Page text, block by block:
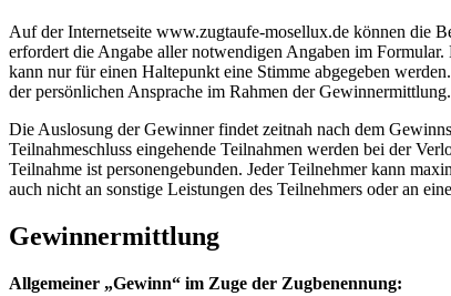
Auf der Internetseite www.zugtaufe-mosellux.de können die
erfordert die Angabe aller notwendigen Angaben im
kann nur für einen Haltepunkt eine Stimme abgegeben
der persönlichen Ansprache im Rahmen der Gewinnermittlung.
Die Auslosung der Gewinner findet zeitnah nach dem
Teilnahmeschluss eingehende Teilnahmen werden bei der
Teilnahme ist personengebunden. Jeder Teilnehmer kann
auch nicht an sonstige Leistungen des Teilnehmers oder an
Gewinnermittlung
Allgemeiner „Gewinn“ im Zuge der Zugbenennung: